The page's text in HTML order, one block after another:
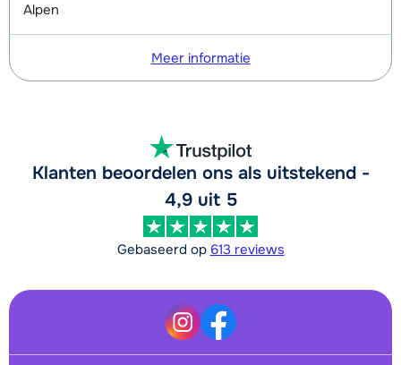
Alpen
Meer informatie
Klanten beoordelen ons als uitstekend -
4,9 uit 5
Gebaseerd op 613 reviews